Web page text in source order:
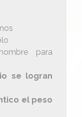
para
se logran
el peso